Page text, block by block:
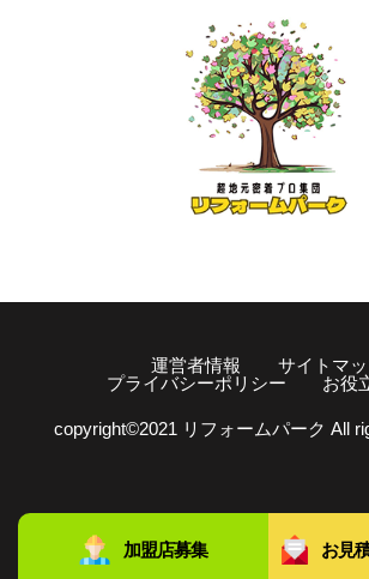
運営者情報
サイトマ
プライバシーポリシー
お役
copyright©️2021 リフォームパーク All
加盟店募集 お見